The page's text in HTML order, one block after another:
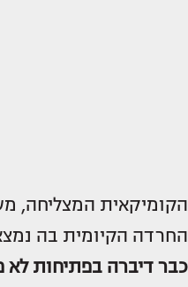
הקומיקאית המצליחה,
החרדה הקיומית בה
כבר דיברה בפתיחות